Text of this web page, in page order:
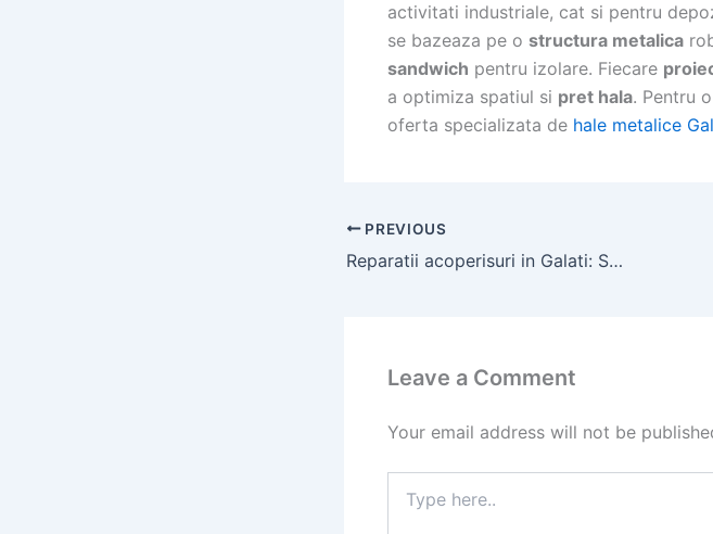
activitati industriale, cat si pentru
se bazeaza pe o structura metalica
sandwich pentru izolare. Fiecare
a optimiza spatiul si pret hala. Pentru
oferta specializata de hale metalice
PREVIOUS
Reparatii acoperisuri in Galati: Solutii pentru infiltratii si tigla sparta
Leave a Comment
Your email address will not be
here..